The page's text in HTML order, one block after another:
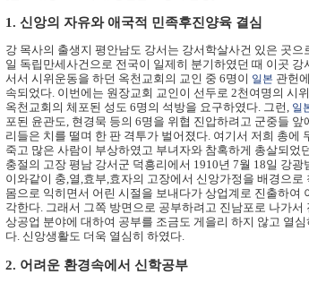
1. 신앙의 자유와 애국적 민족후진양육 결심
강 목사의 출생지 평안남도 강서는 강서학살사건 있은 곳으
일 독립만세사건으로 전국이 일제히 분기하였던 때 이곳
서서 시위운동을 하던 옥천교회의 교인 중 6명이 일본 관헌
속되었다. 이번에는 원장교회 교인이 선두로 2천여명의 시
옥천교회의 체포된 성도 6명의 석방을 요구하였다. 그런, 일
포된 윤관도, 현경묵 등의 6명을 위협 진압하려고 군중들
리들은 치를 떨며 한 판 격투가 벌어졌다. 여기서 저희 총에
죽고 많은 사람이 부상하였고 부녀자와 참혹하게 총살되었
충절의 고장 평남 강서군 덕흥리에서 1910년 7월 18일 강광
이와같이 충,열,효부,효자의 고장에서 신앙가정을 배경으
몸으로 익히면서 어린 시절을 보내다가 상업계로 진출하여
각한다. 그래서 그쪽 방면으로 공부하려고 진남포로 나가
상공업 분야에 대하여 공부를 조금도 게을리 하지 않고 열
다. 신앙생활도 더욱 열심히 하였다.
2. 어려운 환경속에서 신학공부